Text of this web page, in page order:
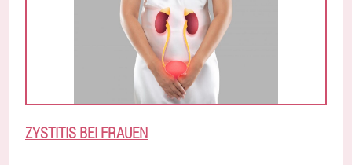
ZYSTITIS BEI FRAUEN